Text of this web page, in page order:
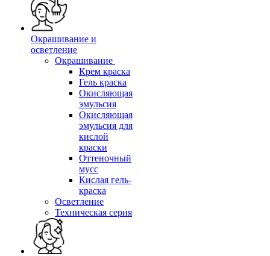
Окрашивание и
осветление
Окрашивание
Крем краска
Гель краска
Окисляющая
эмульсия
Окисляющая
эмульсия для
кислой
краски
Оттеночный
мусс
Кислая гель-
краска
Осветление
Техническая серия